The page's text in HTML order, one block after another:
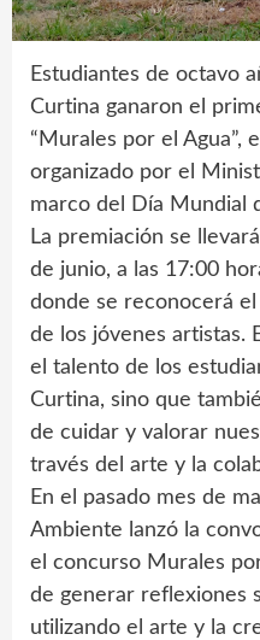
Estudiantes de octavo
Curtina ganaron el
“Murales por el Agua”,
organizado por el
marco del Día Mundial
La premiación se
de junio, a las 17:00
donde se reconocerá
de los jóvenes artistas.
el talento de los
Curtina, sino que
de cuidar y valorar
través del arte y la
En el pasado mes de
Ambiente lanzó la
el concurso Murales
de generar reflexiones
utilizando el arte y la